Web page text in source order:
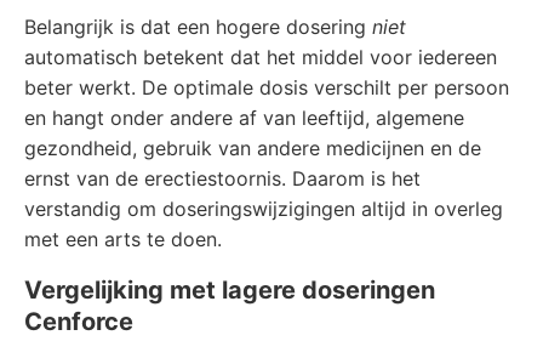
Belangrijk is dat een hogere dosering niet
automatisch betekent dat het middel voor iedereen
beter werkt. De optimale dosis verschilt per persoon
en hangt onder andere af van leeftijd, algemene
gezondheid, gebruik van andere medicijnen en de
ernst van de erectiestoornis. Daarom is het
verstandig om doseringswijzigingen altijd in overleg
met een arts te doen.
Vergelijking met lagere doseringen
Cenforce